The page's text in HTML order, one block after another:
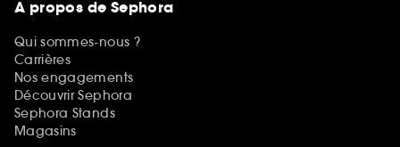
A propos de Sephora
Qui sommes-nous ?
Carrières
Nos engagements
Découvrir Sephora
Sephora Stands
Magasins